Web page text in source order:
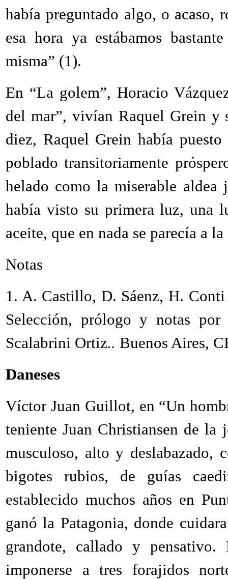
había preguntado algo, o acaso,
esa hora ya estábamos
misma” (1).
En “La golem”, Horacio
del mar”, vivían Raquel Grein y
diez, Raquel Grein había
poblado transitoriamente
helado como la miserable
había visto su primera luz, una
aceite, que en nada se parecía a
Notas
1. A. Castillo, D. Sáenz, H.
Selección, prólogo y notas
Scalabrini Ortiz.. Buenos Aires,
Daneses
Víctor Juan Guillot, en “Un
teniente Juan Christiansen de la
musculoso, alto y deslabazado,
bigotes rubios, de guías
establecido muchos años en
ganó la Patagonia, donde
grandote, callado y
imponerse a tres forajidos